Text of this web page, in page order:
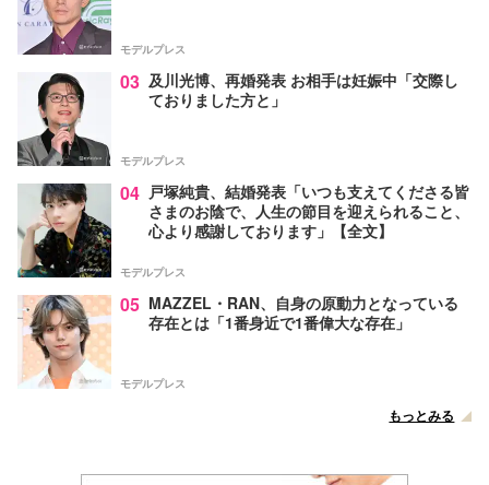
モデルプレス
03 及川光博、再婚発表 お相手は妊娠中「交際し
ておりました方と」
モデルプレス
04 戸塚純貴、結婚発表「いつも支えてくださる皆
さまのお陰で、人生の節目を迎えられること、
心より感謝しております」【全文】
モデルプレス
05 MAZZEL・RAN、自身の原動力となっている
存在とは「1番身近で1番偉大な存在」
モデルプレス
もっとみる